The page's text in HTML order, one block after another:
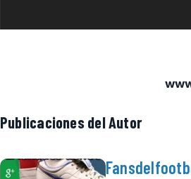
Publicaciones del Autor